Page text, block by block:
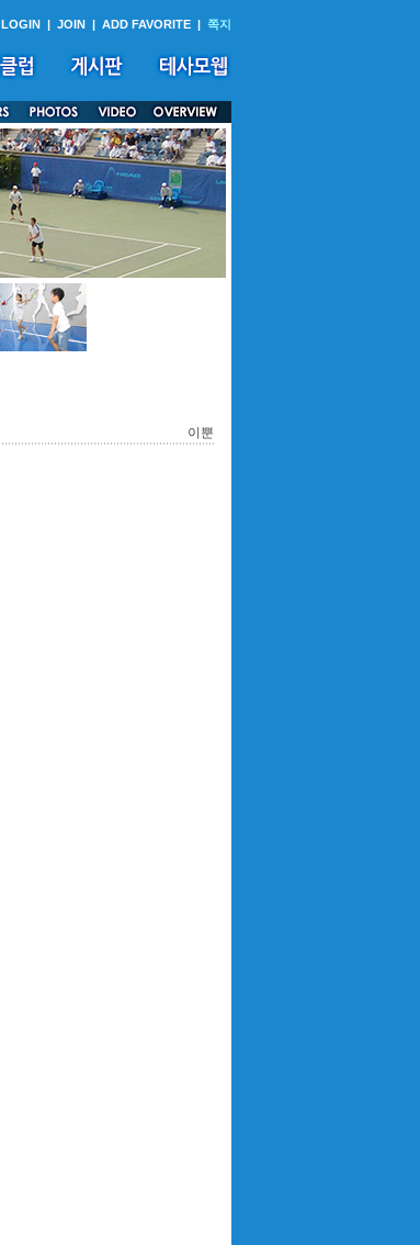
LOGIN | JOIN | ADD FAVORITE | 쪽지
이뿐